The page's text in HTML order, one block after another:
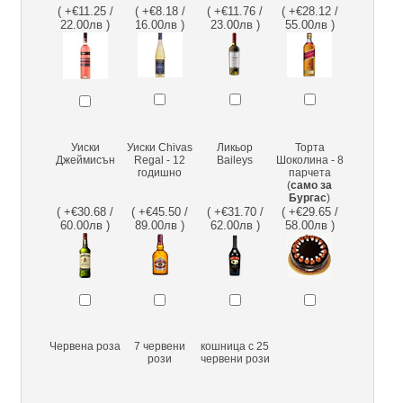
( +€11.25 /
22.00лв )
( +€8.18 /
16.00лв )
( +€11.76 /
23.00лв )
( +€28.12 /
55.00лв )
Уиски
Джеймисън
( +€30.68 /
60.00лв )
Уиски Chivas
Regal - 12
годишно
( +€45.50 /
89.00лв )
Ликьор
Baileys
( +€31.70 /
62.00лв )
Торта
Шоколина - 8
парчета
(само за
Бургас)
( +€29.65 /
58.00лв )
Червена роза
7 червени
рози
кошница с 25
червени рози